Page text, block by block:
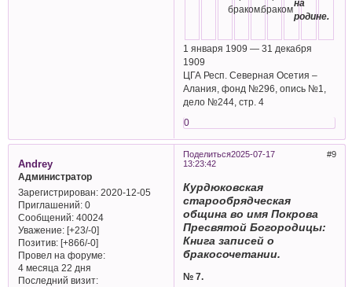
браком.браком
на
родине.
1 января 1909 — 31 декабря
1909
ЦГА Респ. Северная Осетия –
Алания, фонд №296, опись №1,
дело №244, стр. 4
0
Поделиться 9
2025-07-17
13:23:42
Andrey
Администратор
Зарегистрирован: 2020-12-05
Приглашений:0
Сообщений:40024
Уважение: [+23/-0]
Позитив: [+866/-0]
Провел на форуме:
4 месяца 22 дня
Последний визит:
Курдюковская
старообрядческая
община во имя Покрова
Пресвятой Богородицы:
Книга записей о
бракосочетании.
№ 7.